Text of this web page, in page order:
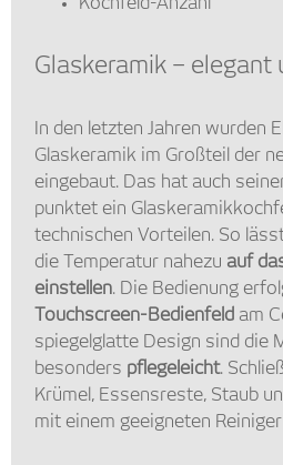
Glaskeramik – elegant
In den letzten Jahren wurden
Glaskeramik im Großteil der
eingebaut. Das hat auch
punktet ein
technischen Vorteilen. So
die Temperatur nahezu auf
einstellen. Die Bedienung
Touchscreen-Bedienfeld am
spiegelglatte Design sind die
besonders pflegeleicht.
Krümel, Essensreste, Staub
mit einem geeigneten